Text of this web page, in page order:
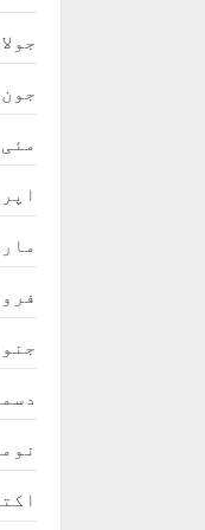
جون 2025
مئی 2025
مارچ
جنوری